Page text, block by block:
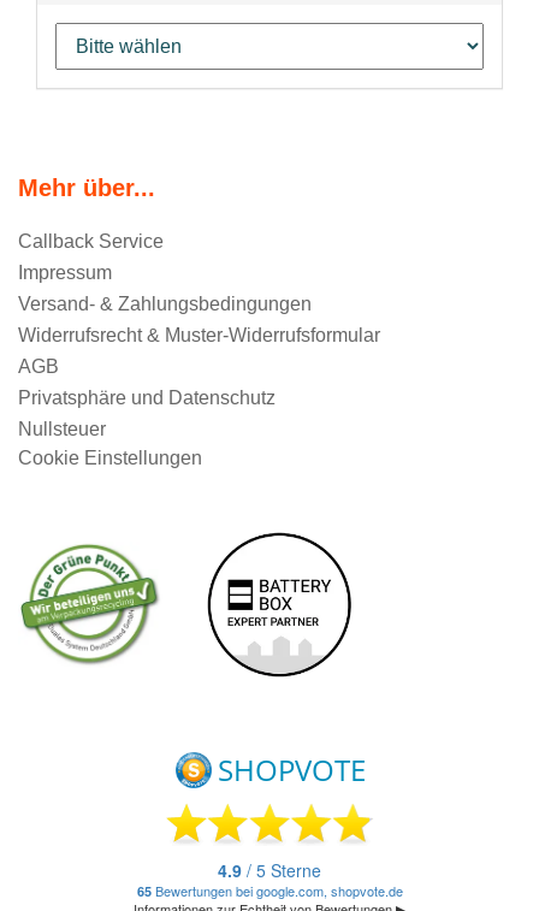
Mehr über...
Callback Service
Impressum
Versand- & Zahlungsbedingungen
Widerrufsrecht & Muster-Widerrufsformular
AGB
Privatsphäre und Datenschutz
Nullsteuer
Cookie Einstellungen